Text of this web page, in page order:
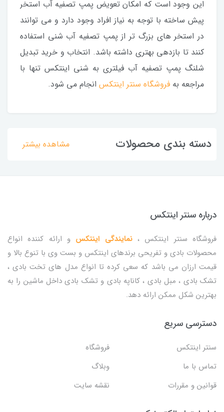
این وجود است که امکان تعویض پمپ تصفیه آب استخر
پیش ساخته با توجه به نیاز افراد وجود دارد و می توانند
در استخر های بزرگ تر از پمپ تصفیه آب شنی استفاده
کنند تا بازدهی بهتری داشته باشد. انتخاب و خرید تبدیل
شلنگ پمپ تصفیه آب فیلتری به شنی اینتکس تنها با
مراجعه به فروشگاه سنتر اینتکس انجام می شود.
دسته بندی محصولات مشاهده بیشتر
درباره سنتر اینتکس
فروشگاه سنتر اینتکس ،نمایندگی اینتکس و ارائه کننده انواع
محصولات بادی و تفریحی برندهای اینتکس و بست وی با تنوع بالا و
قیمت ارزان می باشد که سعی کرده تا انواع مدل های تخت بادی ،
تشک بادی ، مبل بادی ، کاناپه بادی و تشک بادی داخل ماشین را به
بهترین شکل ممکن ارائه دهد.
دسترسی سریع
سنتر اینتکس
فروشگاه
تماس با ما
وبلاگ
قوانین و مقررات
نقشه سایت